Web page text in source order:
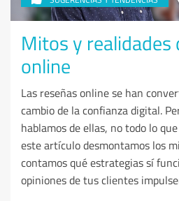
Mitos y realidades
online
Las reseñas online se han
cambio de la confianza digital.
hablamos de ellas, no todo lo
este artículo desmontamos los
contamos qué estrategias sí
opiniones de tus clientes